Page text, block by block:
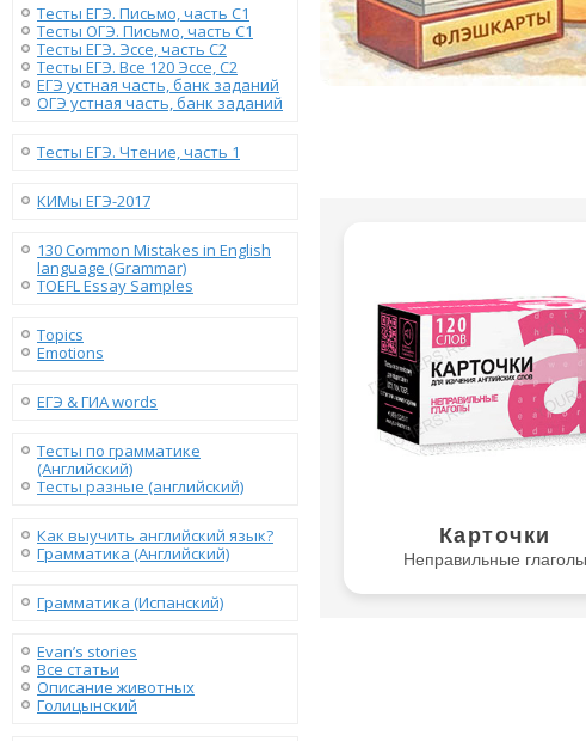
Тесты ЕГЭ. Письмо, часть С1
Тесты ОГЭ. Письмо, часть С1
Тесты ЕГЭ. Эссе, часть C2
Тесты ЕГЭ. Все 120 Эссе, C2
ЕГЭ устная часть, банк заданий
ОГЭ устная часть, банк заданий
Тесты ЕГЭ. Чтение, часть 1
КИМы ЕГЭ-2017
130 Сommon Mistakes in English
language (Grammar)
TOEFL Essay Samples
Topics
Emotions
ЕГЭ & ГИА words
Тесты по грамматике
(Английский)
Тесты разные (английский)
Как выучить английский язык?
Грамматика (Английский)
Грамматика (Испанский)
Evan’s stories
Все статьи
Описание животных
Голицынский
Карточки
Неправильные глаголы